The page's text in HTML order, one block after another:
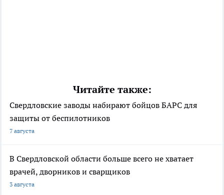
Читайте также:
Свердловские заводы набирают бойцов БАРС для
защиты от беспилотников
7 августа
В Свердловской области больше всего не хватает
врачей, дворников и сварщиков
3 августа